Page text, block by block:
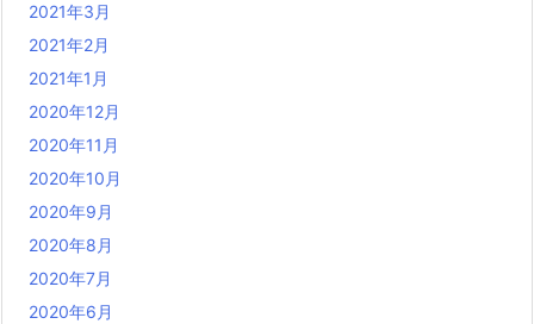
2021年3月
2021年2月
2021年1月
2020年12月
2020年11月
2020年10月
2020年9月
2020年8月
2020年7月
2020年6月